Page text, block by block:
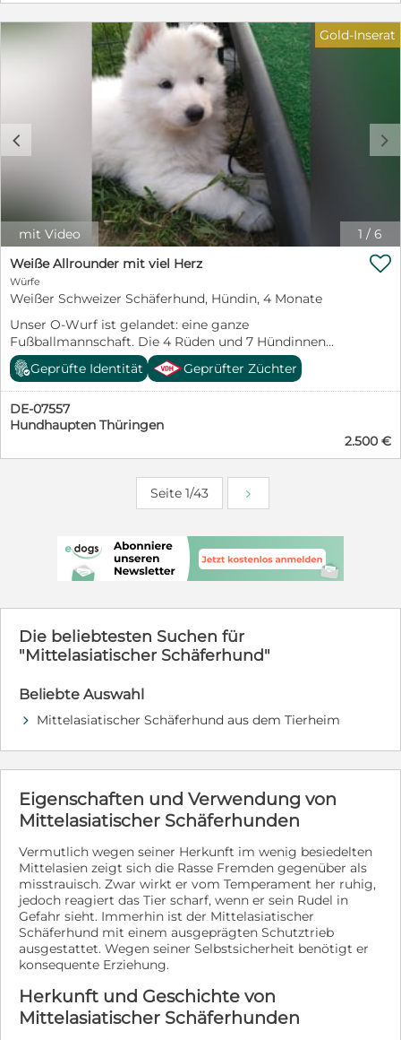
wünschen wir uns Menschen, die seine Nähe schätzen,
ihm ausreichend Bewegung bieten und Verständnis
dafür haben, dass er gerne Teil des Alltags seiner
Familie sein möchte. Er wäre ideal für Menschen, die
viel Zeit mit ihrem Hund verbringen können und sich
einen loyalen, liebevollen und anhänglichen Begleiter
wünschen. Alakai ist kastriert, geimpft, gechipt und
wurde negativ auf CCV, CPV, Giardien sowie die im 4D-
Test untersuchten Krankheiten getestet. Er reist
selbstverständlich mit EU-Pass aus. Wer schenkt
diesem treuen Herzenshund die zweite Chance, die er
so sehr verdient? ❤️
1 / 6
c d
mit Video
Gold-Inserat
Weiße Allrounder mit viel Herz
Würfe
Weißer Schweizer Schäferhund, Hündin, 4 Monate
Unser O-Wurf ist gelandet: eine ganze
Fußballmannschaft. Die 4 Rüden und 7 Hündinnen
entwickeln sich prächtig und sind bereits dabei, ihre
kleine Welt zu erobern. Ihre Eltern sind erfolgreiche
Showstars und tolle Familienhunde. Wir erwarten, dass
aus diesen kleinen Rackern auch sehr ausdrucksstarke
und bewegungsfreudige Begleiter für's Leben werden,
machen werden. Alle Rüden sind vergeben, aber einige
Hündinnen sind noch frei.

Geprüfte Identität Geprüfter Züchter
DE-07557
Hundhaupten Thüringen
2.500 €
Seite 1/43
Die beliebtesten Suchen für
"Mittelasiatischer Schäferhund"
Beliebte Auswahl
d Mittelasiatischer Schäferhund aus dem Tierheim
Eigenschaften und Verwendung von
Mittelasiatischer Schäferhunden
Vermutlich wegen seiner Herkunft im wenig besiedelten
Mittelasien zeigt sich die Rasse Fremden gegenüber als
misstrauisch. Zwar wirkt er vom Temperament her ruhig,
jedoch reagiert das Tier scharf, wenn er sein Rudel in
Gefahr sieht. Immerhin ist der Mittelasiatischer
Schäferhund mit einem ausgeprägten Schutztrieb
ausgestattet. Wegen seiner Selbstsicherheit benötigt er
konsequente Erziehung.
Herkunft und Geschichte von
Mittelasiatischer Schäferhunden